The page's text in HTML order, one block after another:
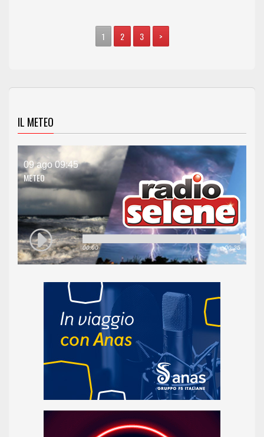
1 2 3 >
IL METEO
09 ago 09:45
METEO
00:00 00:25